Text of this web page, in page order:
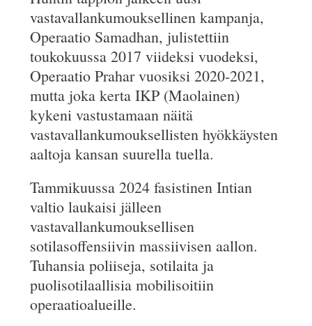
vastavallankumouksellinen kampanja,
Operaatio Samadhan, julistettiin
toukokuussa 2017 viideksi vuodeksi,
Operaatio Prahar vuosiksi 2020-2021,
mutta joka kerta IKP (Maolainen)
kykeni vastustamaan näitä
vastavallankumouksellisten hyökkäysten
aaltoja kansan suurella tuella.
Tammikuussa 2024 fasistinen Intian
valtio laukaisi jälleen
vastavallankumouksellisen
sotilasoffensiivin massiivisen aallon.
Tuhansia poliiseja, sotilaita ja
puolisotilaallisia mobilisoitiin
operaatioalueille.